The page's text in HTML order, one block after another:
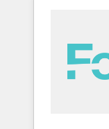
HubSpot
and build
with other